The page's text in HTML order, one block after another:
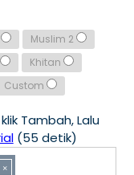
Muslim 2
Khitan
Custom
Tambah, Lalu
(55 detik)